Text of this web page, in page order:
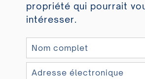
propriété qui pourrait
intéresser.